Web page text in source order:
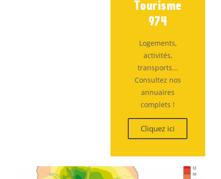
Tourisme
974
Logements,
activités,
transports...
Consultez nos
annuaires
complets !
Cliquez ici